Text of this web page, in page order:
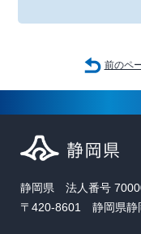
前のペ
静岡県 法人番号
〒420-8601 静岡県静